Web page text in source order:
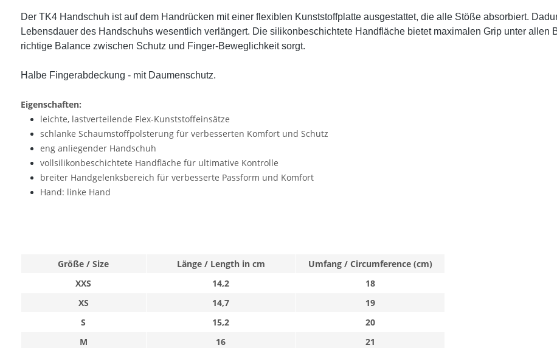
Der TK4 Handschuh ist auf dem Handrücken mit einer flexiblen Kunststoffplatte ausgestattet, die alle Stöße absorbiert.
Lebensdauer des Handschuhs wesentlich verlängert. Die silikonbeschichtete Handfläche bietet maximalen Grip unter
richtige Balance zwischen Schutz und Finger-Beweglichkeit sorgt.
Halbe Fingerabdeckung - mit Daumenschutz.
Eigenschaften:
leichte, lastverteilende Flex-Kunststoffeinsätze
schlanke Schaumstoffpolsterung für verbesserten Komfort und Schutz
eng anliegender Handschuh
vollsilikonbeschichtete Handfläche für ultimative Kontrolle
breiter Handgelenksbereich für verbesserte Passform und Komfort
Hand: linke Hand
Größe / Size Länge / Length in cm
Umfang / Circumference (cm)
XXS
14,2
18
XS
14,7
19
S
15,2
20
M
16
21